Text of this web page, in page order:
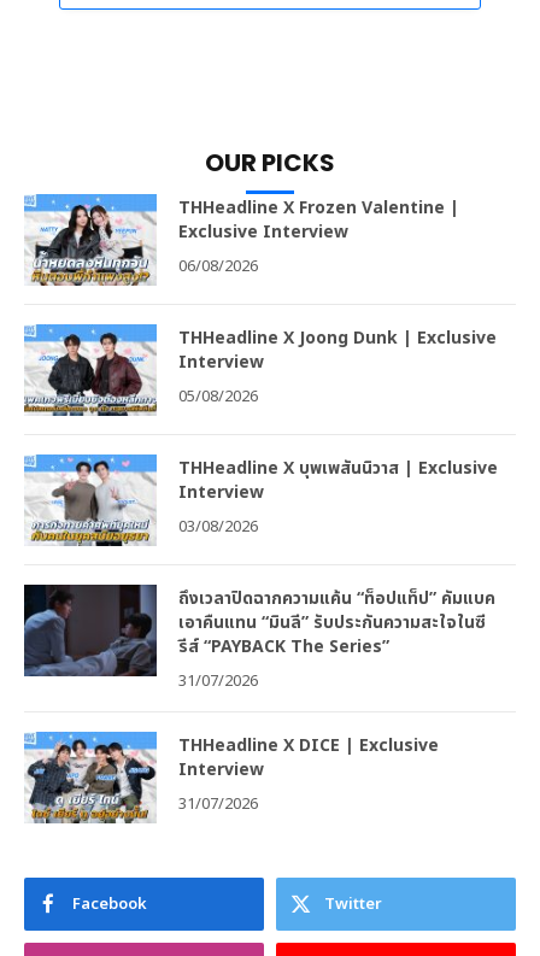
OUR PICKS
THHeadline X Frozen Valentine |
Exclusive Interview
06/08/2026
THHeadline X Joong Dunk | Exclusive
Interview
05/08/2026
THHeadline X บุพเพสันนิวาส | Exclusive
Interview
03/08/2026
ถึงเวลาปิดฉากความแค้น “ท็อปแท็ป” คัมแบค
เอาคืนแทน “มินลี” รับประกันความสะใจในซี
รีส์ “PAYBACK The Series”
31/07/2026
THHeadline X DICE | Exclusive
Interview
31/07/2026
Facebook Twitter